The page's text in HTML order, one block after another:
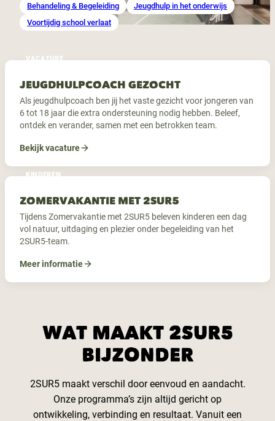
Behandeling & Begeleiding
Jeugdhulp in het onderwijs
Voortijdig school verlaat
VACATURE
JEUGDHULPCOACH GEZOCHT
Als jeugdhulpcoach ben jij het vaste gezicht voor jongeren van
6 tot 18 jaar die extra ondersteuning nodig hebben. Beleef,
ontdek en verander, samen met een betrokken team.
Bekijk vacature
KINDEREN
ZOMERVAKANTIE MET 2SUR5
Tijdens Zomervakantie met 2SUR5 beleven kinderen een dag
vol natuur, uitdaging en plezier onder begeleiding van het
2SUR5-team.
Meer informatie
WAT MAAKT 2SUR5
BIJZONDER
2SUR5 maakt verschil door eenvoud en aandacht.
Onze programma’s zijn altijd gericht op
ontwikkeling, verbinding en resultaat. Vanuit een